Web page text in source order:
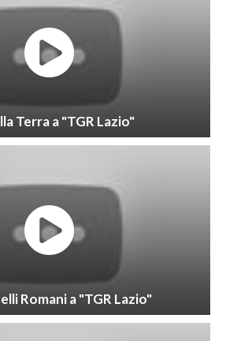
Terra a "TGR Lazio"
Romani a "TGR Lazio"